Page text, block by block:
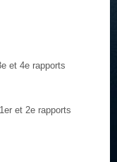
et 4e rapports
et 2e rapports